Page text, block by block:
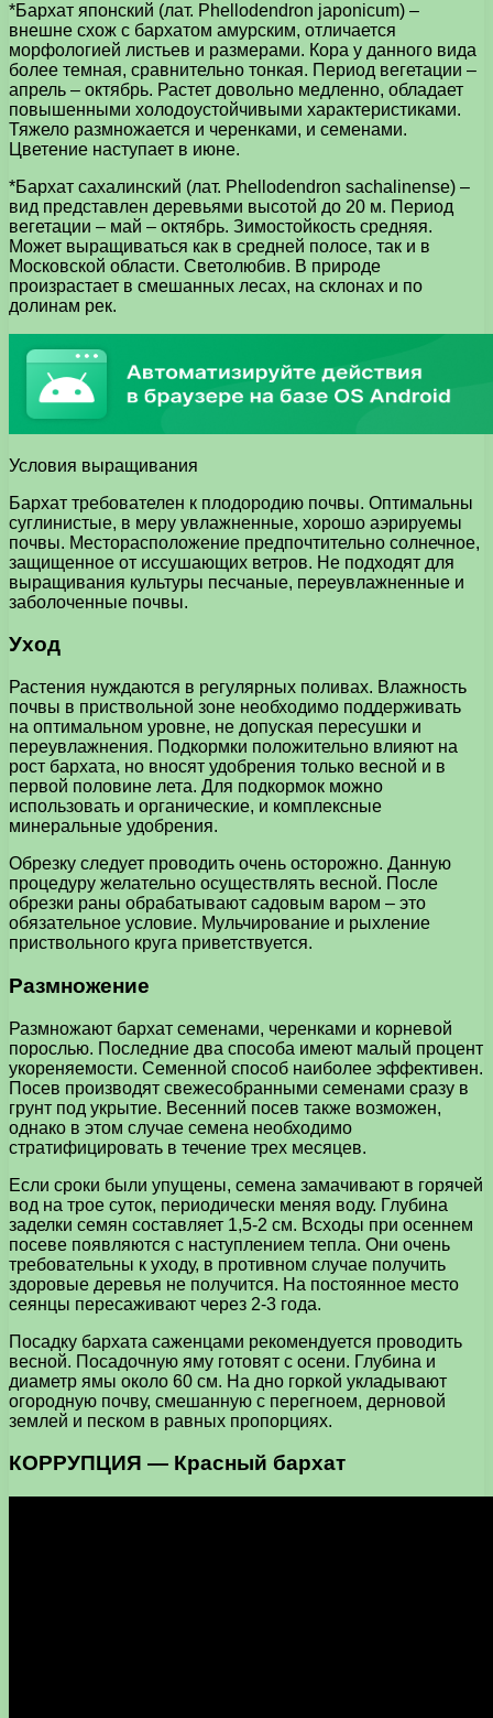
*Бархат японский (лат. Phellodendron japonicum) –
внешне схож с бархатом амурским, отличается
морфологией листьев и размерами. Кора у данного вида
более темная, сравнительно тонкая. Период вегетации –
апрель – октябрь. Растет довольно медленно, обладает
повышенными холодоустойчивыми характеристиками.
Тяжело размножается и черенками, и семенами.
Цветение наступает в июне.
*Бархат сахалинский (лат. Phellodendron sachalinense) –
вид представлен деревьями высотой до 20 м. Период
вегетации – май – октябрь. Зимостойкость средняя.
Может выращиваться как в средней полосе, так и в
Московской области. Светолюбив. В природе
произрастает в смешанных лесах, на склонах и по
долинам рек.
Условия выращивания
Бархат требователен к плодородию почвы. Оптимальны
суглинистые, в меру увлажненные, хорошо аэрируемы
почвы. Месторасположение предпочтительно солнечное,
защищенное от иссушающих ветров. Не подходят для
выращивания культуры песчаные, переувлажненные и
заболоченные почвы.
Уход
Растения нуждаются в регулярных поливах. Влажность
почвы в приствольной зоне необходимо поддерживать
на оптимальном уровне, не допуская пересушки и
переувлажнения. Подкормки положительно влияют на
рост бархата, но вносят удобрения только весной и в
первой половине лета. Для подкормок можно
использовать и органические, и комплексные
минеральные удобрения.
Обрезку следует проводить очень осторожно. Данную
процедуру желательно осуществлять весной. После
обрезки раны обрабатывают садовым варом – это
обязательное условие. Мульчирование и рыхление
приствольного круга приветствуется.
Размножение
Размножают бархат семенами, черенками и корневой
порослью. Последние два способа имеют малый процент
укореняемости. Семенной способ наиболее эффективен.
Посев производят свежесобранными семенами сразу в
грунт под укрытие. Весенний посев также возможен,
однако в этом случае семена необходимо
стратифицировать в течение трех месяцев.
Если сроки были упущены, семена замачивают в горячей
вод на трое суток, периодически меняя воду. Глубина
заделки семян составляет 1,5-2 см. Всходы при осеннем
посеве появляются с наступлением тепла. Они очень
требовательны к уходу, в противном случае получить
здоровые деревья не получится. На постоянное место
сеянцы пересаживают через 2-3 года.
Посадку бархата саженцами рекомендуется проводить
весной. Посадочную яму готовят с осени. Глубина и
диаметр ямы около 60 см. На дно горкой укладывают
огородную почву, смешанную с перегноем, дерновой
землей и песком в равных пропорциях.
КОРРУПЦИЯ — Красный бархат